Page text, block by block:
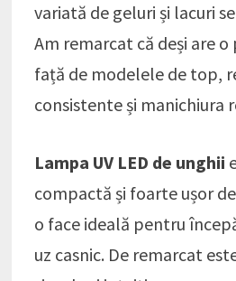
variată de geluri și lacuri
Am remarcat că deși are
față de modelele de top,
consistente și manichiura
Lampa UV LED de unghii
compactă și foarte ușor
o face ideală pentru
uz casnic. De remarcat